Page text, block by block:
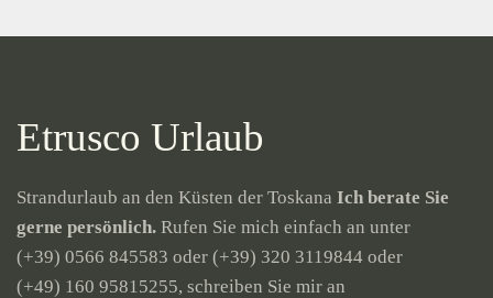
Etrusco Urlaub
Strandurlaub an den Küsten der Toskana Ich berate Sie
gerne persönlich. Rufen Sie mich einfach an unter
(+39) 0566 845583 oder (+39) 320 3119844 oder
(+49) 160 95815255, schreiben Sie mir an